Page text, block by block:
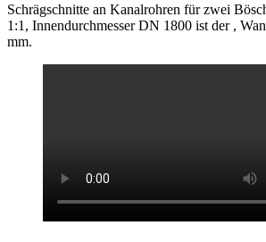
Schrägschnitte an Kanalrohren für zwei
1:1, Innendurchmesser DN 1800 ist der ,
mm.